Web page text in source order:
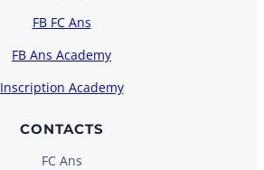
FB FC Ans
FB Ans Academy
Inscription Academy
CONTACTS
FC Ans